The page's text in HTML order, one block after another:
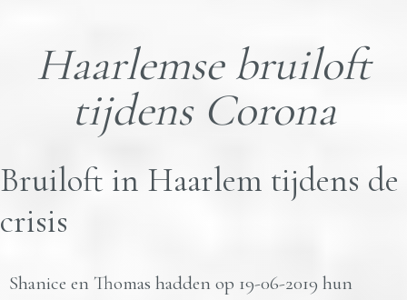
Haarlemse bruiloft
tijdens Corona
Bruiloft in Haarlem tijdens de
crisis
Shanice en Thomas hadden op 19-06-2019 hun